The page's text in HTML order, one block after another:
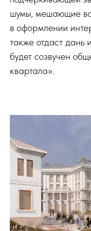
шумы, мешающие
в оформлении
также отдаст дань
будет созвучен
квартала».